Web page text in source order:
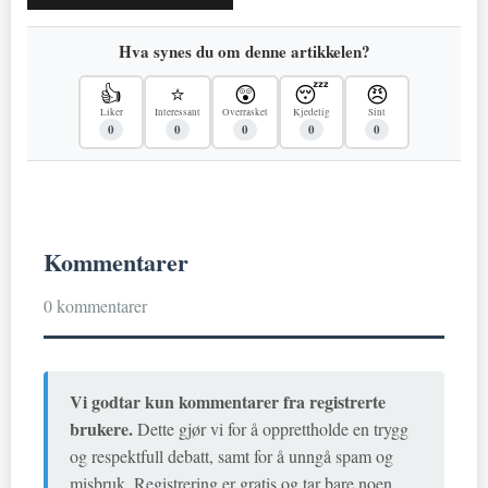
Hva synes du om denne artikkelen?
👍
Liker
0
⭐
Interessant
0
😲
Overrasket
0
😴
Kjedelig
0
😠
Sint
0
Kommentarer
0 kommentarer
Vi godtar kun kommentarer fra registrerte
brukere.Dette gjør vi for å opprettholde en trygg
og respektfull debatt, samt for å unngå spam og
misbruk. Registrering er gratis og tar bare noen